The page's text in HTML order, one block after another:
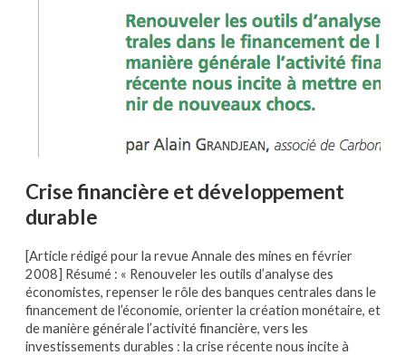
Crise financière et développement
durable
[Article rédigé pour la revue Annale des mines en février
2008] Résumé : « Renouveler les outils d’analyse des
économistes, repenser le rôle des banques centrales dans le
financement de l’économie, orienter la création monétaire, et
de manière générale l’activité financière, vers les
investissements durables : la crise récente nous incite à